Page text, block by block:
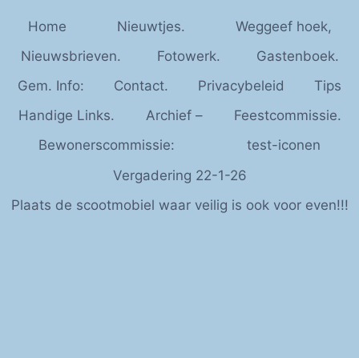
Home Nieuwtjes.
Weggeef hoek,
Nieuwsbrieven.
Fotowerk.
Gastenboek.
Gem. Info:
Contact. Privacybeleid
Tips
Handige Links.
Archief –
Feestcommissie.
Bewonerscommissie:
test-iconen
Vergadering 22-1-26
Plaats de scootmobiel waar veilig is ook voor even!!!